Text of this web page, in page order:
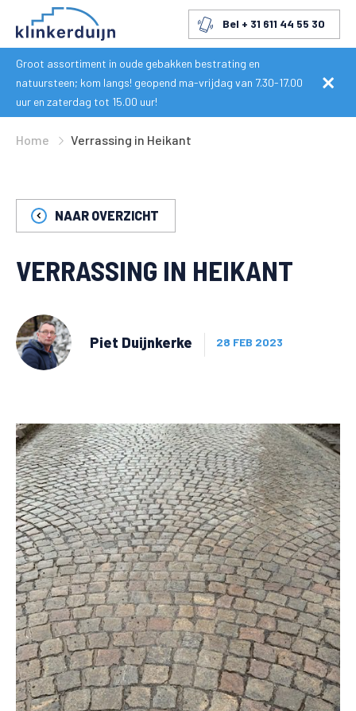
Bel + 31 611 44 55 30
Groot assortiment in oude gebakken bestrating en
natuursteen; kom langs! geopend ma-vrijdag van 7.30-17.00
uur en zaterdag tot 15.00 uur!
Home Verrassing in Heikant
NAAR OVERZICHT
VERRASSING IN HEIKANT
Piet Duijnkerke 28 FEB 2023